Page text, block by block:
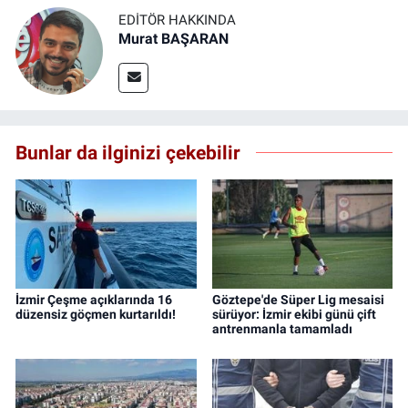
EDITÖR HAKKINDA
Murat BAŞARAN
Bunlar da ilginizi çekebilir
İzmir Çeşme açıklarında 16
düzensiz göçmen kurtarıldı!
Göztepe'de Süper Lig mesaisi
sürüyor: İzmir ekibi günü çift
antrenmanla tamamladı